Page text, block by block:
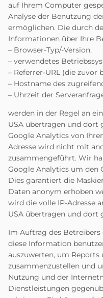
auf Ihrem Computer
Analyse der Benutzung
ermöglichen. Die durch
Informationen über Ihre
– Browser-Typ/-Version,
– verwendetes
– Referrer-URL (die zuvor
– Hostname des
– Uhrzeit der
werden in der Regel an
USA übertragen und dort
Google Analytics von
Adresse wird nicht mit
zusammengeführt. Wir
Google Analytics um den
Dies garantiert die
Daten anonym erhoben
wird die volle IP-Adresse
USA übertragen und dort
Im Auftrag des
diese Information
auszuwerten, um
zusammenzustellen und
Nutzung und der
Dienstleistungen